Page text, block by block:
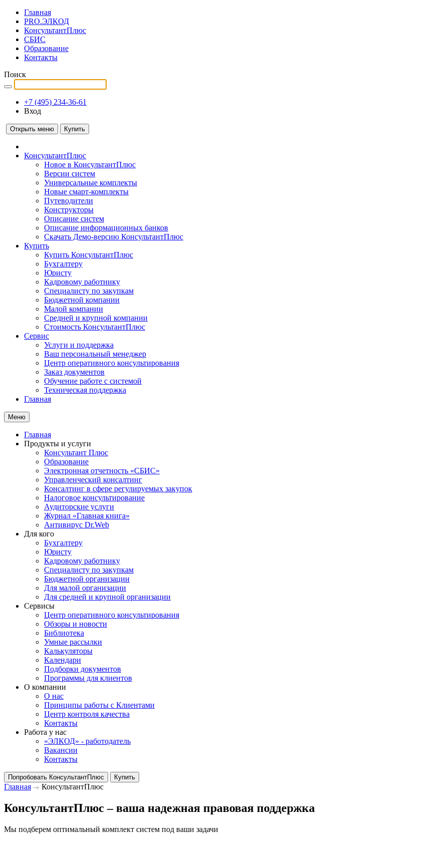
Главная
PRO.ЭЛКОД
КонсультантПлюс
СБИС
Образование
Контакты
Поиск
+7 (495) 234-36-61
Вход
Открыть меню Купить
КонсультантПлюс
Новое в КонсультантПлюс
Версии систем
Универсальные комплекты
Новые смарт-комплекты
Путеводители
Конструкторы
Описание систем
Описание информационных банков
Скачать Демо-версию КонсультантПлюс
Купить
Купить КонсультантПлюс
Бухгалтеру
Юристу
Кадровому работнику
Специалисту по закупкам
Бюджетной компании
Малой компании
Средней и крупной компании
Стоимость КонсультантПлюс
Сервис
Услуги и поддержка
Ваш персональный менеджер
Центр оперативного консультирования
Заказ документов
Обучение работе с системой
Техническая поддержка
Главная
Меню
Главная
Продукты и услуги
Консультант Плюс
Образование
Электронная отчетность «СБИС»
Управленческий консалтинг
Консалтинг в сфере регулируемых закупок
Налоговое консультирование
Аудиторские услуги
Журнал «Главная книга»
Антивирус Dr.Web
Для кого
Бухгалтеру
Юристу
Кадровому работнику
Специалисту по закупкам
Бюджетной организации
Для малой организации
Для средней и крупной организации
Сервисы
Центр оперативного консультирования
Обзоры и новости
Библиотека
Умные рассылки
Калькуляторы
Календари
Подборки документов
Программы для клиентов
О компании
О нас
Принципы работы с Клиентами
Центр контроля качества
Контакты
Работа у нас
«ЭЛКОД» - работодатель
Вакансии
Контакты
Попробовать КонсультантПлюс Купить
Главная КонсультантПлюс
КонсультантПлюс – ваша надежная правовая поддержка
Мы подберем оптимальный комплект систем под ваши задачи